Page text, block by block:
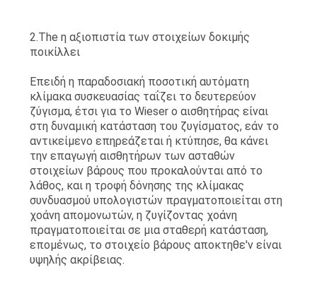
2.The η αξιοπιστία των στοιχείων δοκιμής
ποικίλλει
Επειδή η παραδοσιακή ποσοτική αυτόματη
κλίμακα συσκευασίας ταΐζει το δευτερεύον
ζύγισμα, έτσι για το Wieser ο αισθητήρας είναι
στη δυναμική κατάσταση του ζυγίσματος, εάν το
αντικείμενο επηρεάζεται ή κτύπησε, θα κάνει
την επαγωγή αισθητήρων των ασταθών
στοιχείων βάρους που προκαλούνται από το
λάθος, και η τροφή δόνησης της κλίμακας
συνδυασμού υπολογιστών πραγματοποιείται στη
χοάνη απομονωτών, η ζυγίζοντας χοάνη
πραγματοποιείται σε μια σταθερή κατάσταση,
επομένως, το στοιχείο βάρους αποκτηθε'ν είναι
υψηλής ακρίβειας.